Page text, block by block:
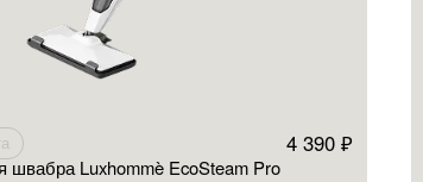
швабра Luxhommè EcoSteam Pro
4 390 ₽